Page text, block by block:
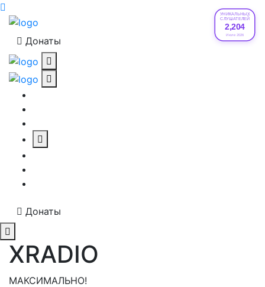
УНИКАЛЬНЫХ
СЛУШАТЕЛЕЙ
2,204
Июле 2026
Донаты
Донаты
XRADIO
МАКСИМАЛЬНО!